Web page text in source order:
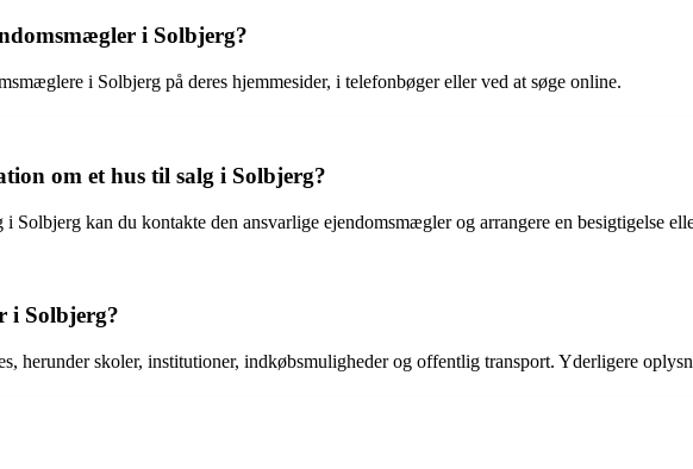
i Solbjerg?
i Solbjerg på deres hjemmesider, i telefonbøger eller ved at søge online.
om et hus til salg i Solbjerg?
Solbjerg kan du kontakte den ansvarlige ejendomsmægler og arrangere en besigtigelse
i Solbjerg?
herunder skoler, institutioner, indkøbsmuligheder og offentlig transport. Yderligere